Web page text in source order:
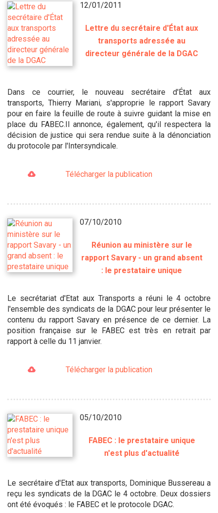
12/01/2011
Lettre du secrétaire d'État aux
transports adressée au
directeur générale de la DGAC
Dans ce courrier, le nouveau secrétaire d'État aux
transports, Thierry Mariani, s'approprie le rapport Savary
pour en faire la feuille de route à suivre guidant la mise en
place du FABEC.Il annonce, également, qu'il respectera la
décision de justice qui sera rendue suite à la dénonciation
du protocole par l'Intersyndicale.
Télécharger la publication
07/10/2010
Réunion au ministère sur le
rapport Savary - un grand absent
: le prestataire unique
Le secrétariat d'Etat aux Transports a réuni le 4 octobre
l'ensemble des syndicats de la DGAC pour leur présenter le
contenu du rapport Savary en présence de ce dernier. La
position française sur le FABEC est très en retrait par
rapport à celle du 11 janvier.
Télécharger la publication
05/10/2010
FABEC : le prestataire unique
n'est plus d'actualité
Le secrétaire d'Etat aux transports, Dominique Bussereau a
reçu les syndicats de la DGAC le 4 octobre. Deux dossiers
ont été évoqués : le FABEC et le protocole DGAC.